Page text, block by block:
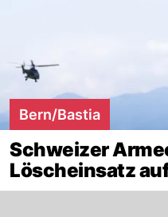
Bern/Bastia
Schweizer
Löscheinsatz